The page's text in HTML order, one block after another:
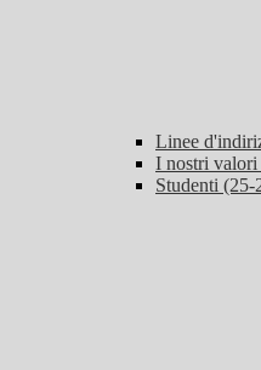
Linee
I nostri
Studenti (25-